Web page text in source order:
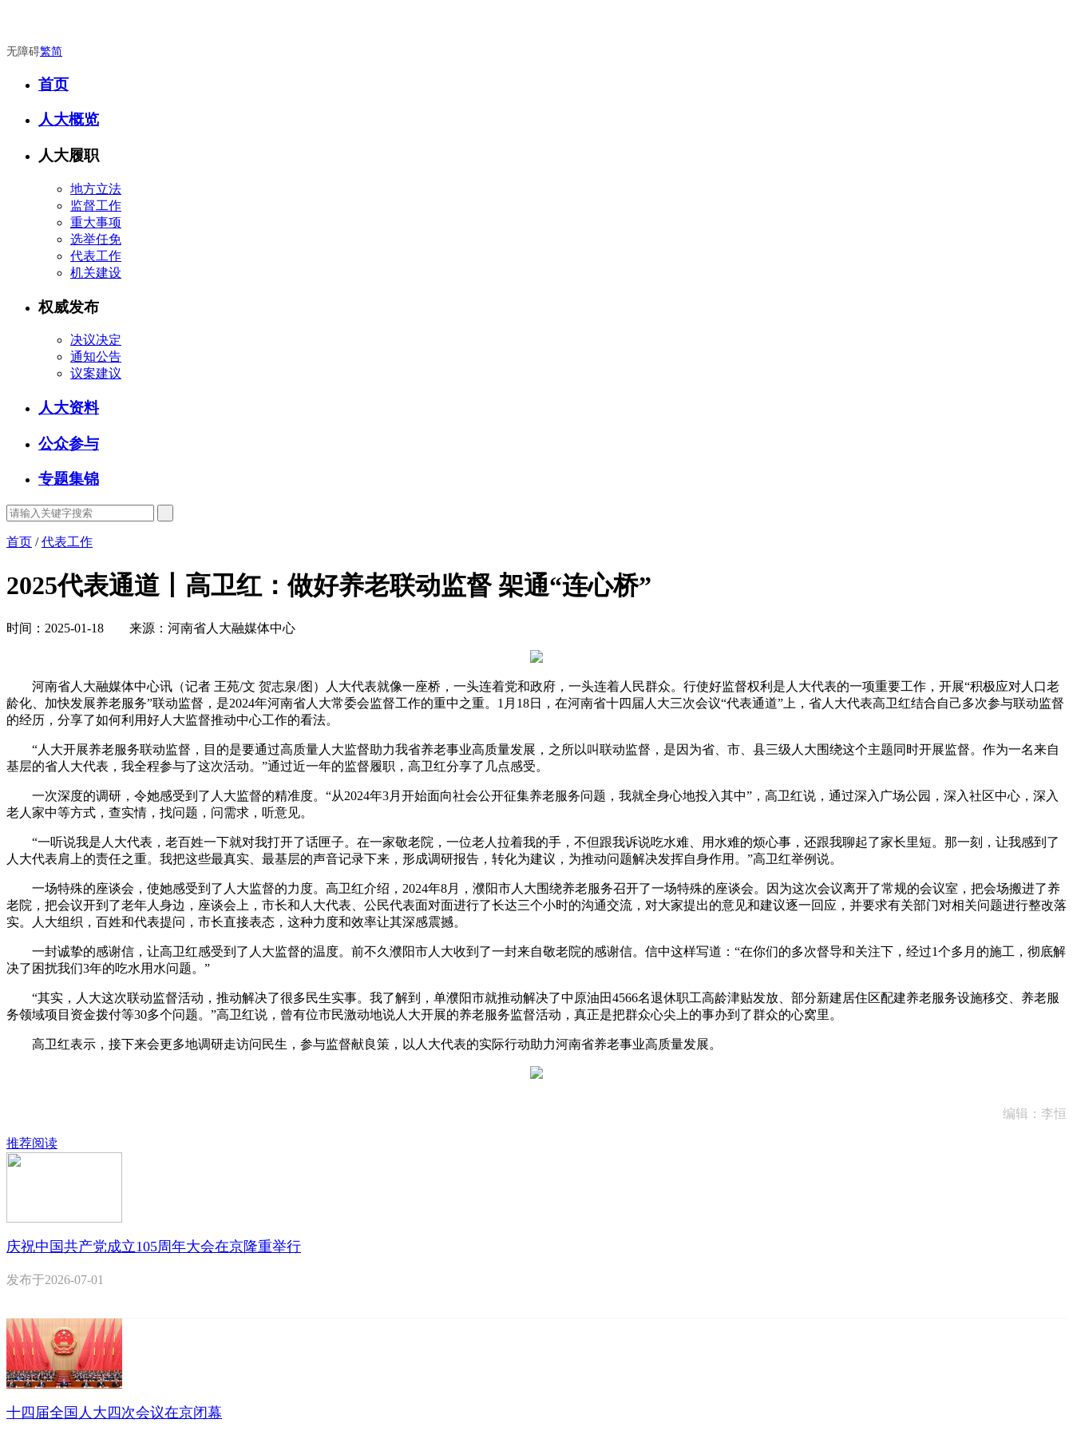
无障碍繁简
首页
人大概览
人大履职
地方立法
监督工作
重大事项
选举任免
代表工作
机关建设
权威发布
决议决定
通知公告
议案建议
人大资料
公众参与
专题集锦
首页 /代表工作
2025代表通道丨高卫红：做好养老联动监督 架通“连心桥”
时间：2025-01-18 来源：河南省人大融媒体中心
河南省人大融媒体中心讯（记者 王苑/文 贺志泉/图）人大代表就像一座桥，一头连着党和政府，一头连着人民群众。行使好监督权利是人大代表的一项重要工作，开展“积极应对人口老
龄化、加快发展养老服务”联动监督，是2024年河南省人大常委会监督工作的重中之重。1月18日，在河南省十四届人大三次会议“代表通道”上，省人大代表高卫红结合自己多次参与联动监督
的经历，分享了如何利用好人大监督推动中心工作的看法。
“人大开展养老服务联动监督，目的是要通过高质量人大监督助力我省养老事业高质量发展，之所以叫联动监督，是因为省、市、县三级人大围绕这个主题同时开展监督。作为一名来自
基层的省人大代表，我全程参与了这次活动。”通过近一年的监督履职，高卫红分享了几点感受。
一次深度的调研，令她感受到了人大监督的精准度。“从2024年3月开始面向社会公开征集养老服务问题，我就全身心地投入其中”，高卫红说，通过深入广场公园，深入社区中心，深入
老人家中等方式，查实情，找问题，问需求，听意见。
“一听说我是人大代表，老百姓一下就对我打开了话匣子。在一家敬老院，一位老人拉着我的手，不但跟我诉说吃水难、用水难的烦心事，还跟我聊起了家长里短。那一刻，让我感到了
人大代表肩上的责任之重。我把这些最真实、最基层的声音记录下来，形成调研报告，转化为建议，为推动问题解决发挥自身作用。”高卫红举例说。
一场特殊的座谈会，使她感受到了人大监督的力度。高卫红介绍，2024年8月，濮阳市人大围绕养老服务召开了一场特殊的座谈会。因为这次会议离开了常规的会议室，把会场搬进了养
老院，把会议开到了老年人身边，座谈会上，市长和人大代表、公民代表面对面进行了长达三个小时的沟通交流，对大家提出的意见和建议逐一回应，并要求有关部门对相关问题进行整改落
实。人大组织，百姓和代表提问，市长直接表态，这种力度和效率让其深感震撼。
一封诚挚的感谢信，让高卫红感受到了人大监督的温度。前不久濮阳市人大收到了一封来自敬老院的感谢信。信中这样写道：“在你们的多次督导和关注下，经过1个多月的施工，彻底解
决了困扰我们3年的吃水用水问题。”
“其实，人大这次联动监督活动，推动解决了很多民生实事。我了解到，单濮阳市就推动解决了中原油田4566名退休职工高龄津贴发放、部分新建居住区配建养老服务设施移交、养老服
务领域项目资金拨付等30多个问题。”高卫红说，曾有位市民激动地说人大开展的养老服务监督活动，真正是把群众心尖上的事办到了群众的心窝里。
高卫红表示，接下来会更多地调研走访问民生，参与监督献良策，以人大代表的实际行动助力河南省养老事业高质量发展。
编辑：李恒
推荐阅读
庆祝中国共产党成立105周年大会在京隆重举行
发布于2026-07-01
十四届全国人大四次会议在京闭幕